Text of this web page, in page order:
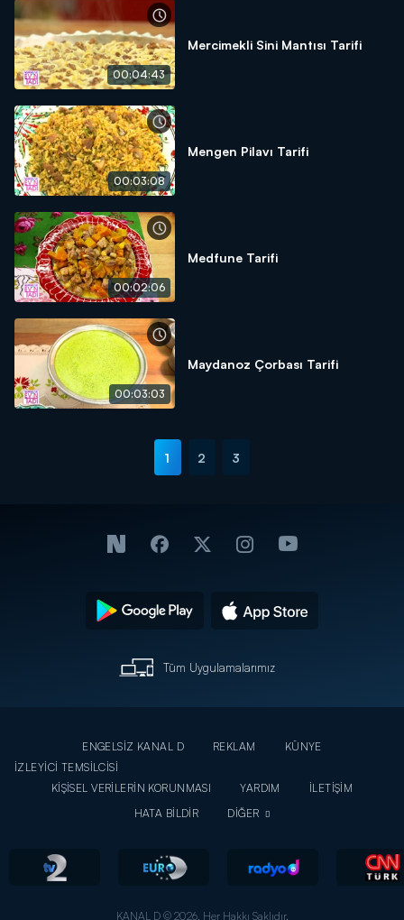
00:04:43
Mercimekli Sini Mantısı Tarifi
00:03:08
Mengen Pilavı Tarifi
00:02:06
Medfune Tarifi
00:03:03
Maydanoz Çorbası Tarifi
1 2 3
Tüm Uygulamalarımız
ENGELSİZ KANAL D REKLAM
KÜNYE
İZLEYİCİ TEMSİLCİSİ
KİŞİSEL VERİLERİN KORUNMASI
YARDIM
İLETİŞİM
HATA BİLDİR
DİĞER
KANAL D © 2026. Her Hakkı Saklıdır.